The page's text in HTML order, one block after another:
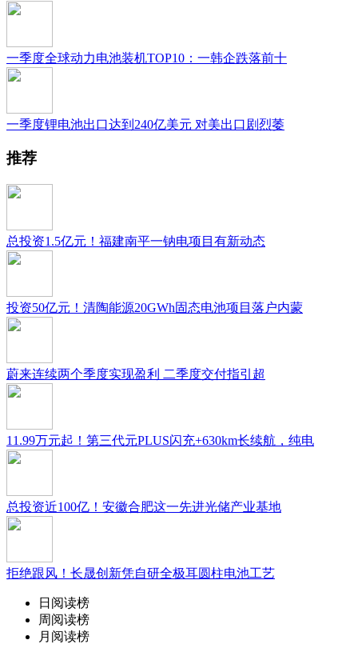
一季度全球动力电池装机TOP10：一韩企跌落前十
一季度锂电池出口达到240亿美元 对美出口剧烈萎
推荐
总投资1.5亿元！福建南平一钠电项目有新动态
投资50亿元！清陶能源20GWh固态电池项目落户内蒙
蔚来连续两个季度实现盈利 二季度交付指引超
11.99万元起！第三代元PLUS闪充+630km长续航，纯电
总投资近100亿！安徽合肥这一先进光储产业基地
拒绝跟风！长晟创新凭自研全极耳圆柱电池工艺
日阅读榜
周阅读榜
月阅读榜